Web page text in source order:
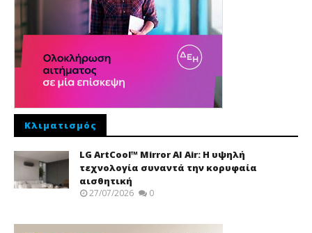
Κλιματισμός
LG ArtCool™ Mirror AI Air: Η υψηλή
τεχνολογία συναντά την κορυφαία
αισθητική
27/07/2026 0